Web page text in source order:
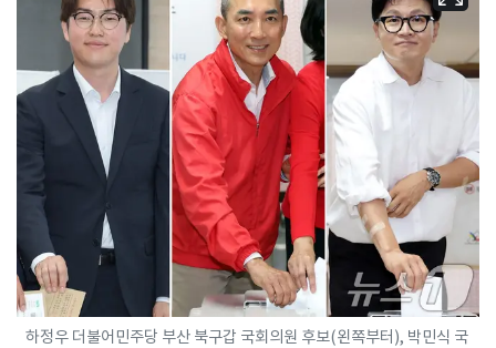
하정우 더불어민주당 부산 북구갑 국회의원 후보(왼쪽부터), 박민식 국